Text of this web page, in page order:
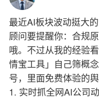
最近AI板块波动挺大
顾问要提醒你：合规
哦。不过从我的经验
情宝工具」自己筛概
号，里面免费体验的
1. 实时抓全网AI公司